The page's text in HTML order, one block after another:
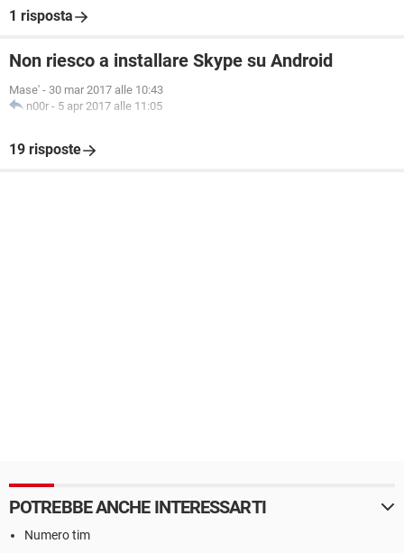
1 risposta
Non riesco a installare Skype su Android
Mase' - 30 mar 2017 alle 10:43
n00r - 5 apr 2017 alle 11:05
19 risposte
POTREBBE ANCHE INTERESSARTI
Numero tim